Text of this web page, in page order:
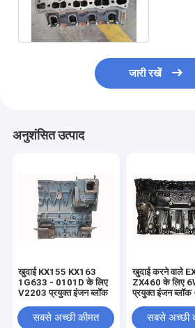
जारी रखें
अनुशंसित उत्पाद
खुदाई KX155 KX163
1G633 - 0101D के लिए
V2203 प्रयुक्त इंजन ब्लॉक
सबसे अच्छी कीमत
खुदाई करने वाले
ZX460 के लिए
प्रयुक्त इंजन
4521सबसे अच्छी